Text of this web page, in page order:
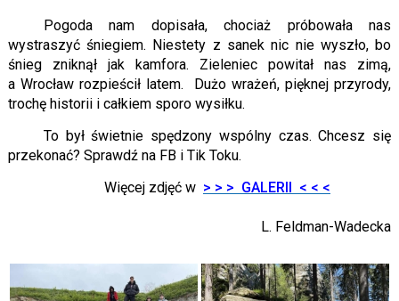
Pogoda nam dopisała, chociaż próbowała nas
wystraszyć śniegiem. Niestety z sanek nic nie wyszło, bo
śnieg zniknął jak kamfora. Zieleniec powitał nas zimą,
a Wrocław rozpieścił latem. Dużo wrażeń, pięknej przyrody,
trochę historii i całkiem sporo wysiłku.
To był świetnie spędzony wspólny czas. Chcesz się
przekonać? Sprawdź na FB i Tik Toku.
Więcej zdjęć w > > > GALERII < < <
L. Feldman-Wadecka